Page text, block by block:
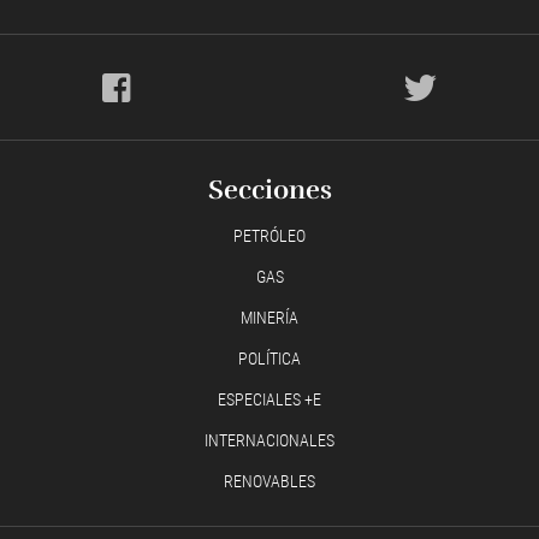
Secciones
PETRÓLEO
GAS
MINERÍA
POLÍTICA
ESPECIALES +E
INTERNACIONALES
RENOVABLES